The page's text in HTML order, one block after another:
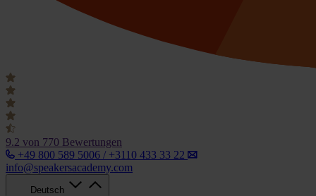
9.2 von 770 Bewertungen
+49 800 589 5006 / +3110 433 33 22
info@speakersacademy.com
Deutsch